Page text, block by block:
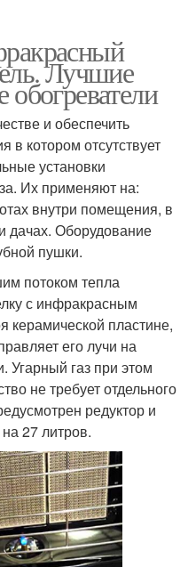
Лучшие
и обеспечить
в котором отсутствует
установки
Их применяют на:
внутри помещения, в
дачах. Оборудование
пушки.
потоком тепла
с инфракрасным
керамической пластине,
его лучи на
Угарный газ при этом
не требует отдельного
редуктор и
27 литров.